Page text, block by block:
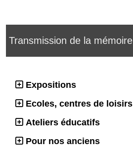
Transmission de la mémoire
Expositions
Ecoles, centres de loisirs
Ateliers éducatifs
Pour nos anciens